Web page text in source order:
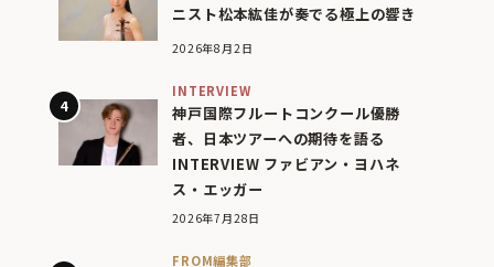
ニスト松本紘佳が奏でる極上の響き
2026年8月2日
INTERVIEW
神戸国際フルートコンクール優勝
者、日本ツアーへの期待を語る
INTERVIEW ファビアン・ヨハネ
ス・エッガー
2026年7月28日
FROM編集部